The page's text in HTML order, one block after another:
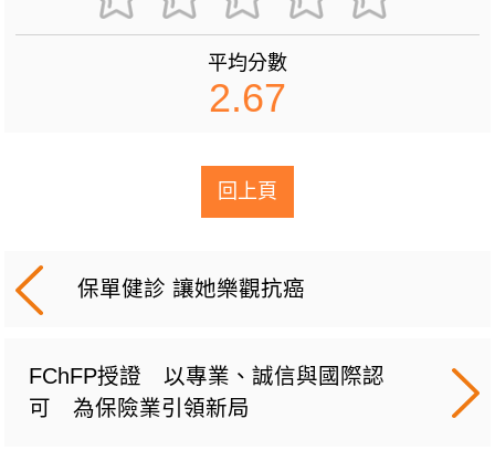
平均分數
2.67
回上頁
保單健診 讓她樂觀抗癌
FChFP授證 以專業、誠信與國際認
可 為保險業引領新局